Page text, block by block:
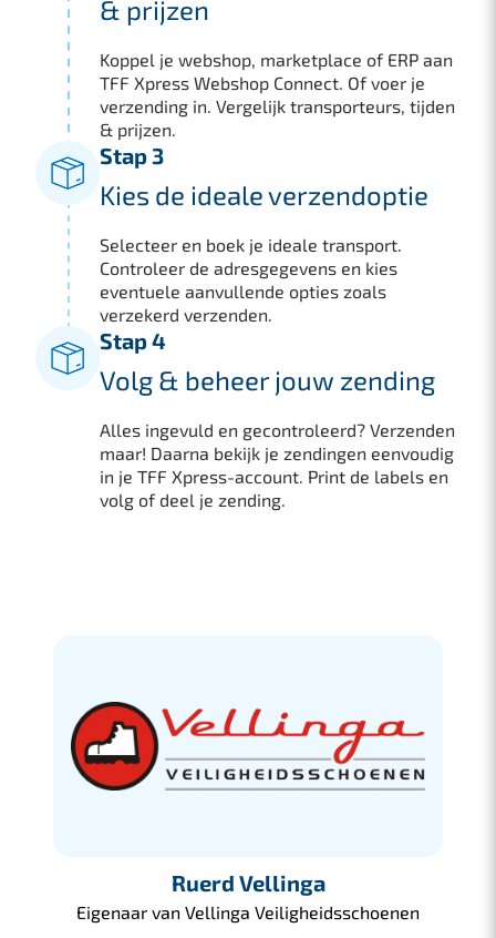
& prijzen
Koppel je webshop, marketplace of ERP aan
TFF Xpress Webshop Connect. Of voer je
verzending in. Vergelijk transporteurs, tijden
& prijzen.
Stap 3
Kies de ideale verzendoptie
Selecteer en boek je ideale transport.
Controleer de adresgegevens en kies
eventuele aanvullende opties zoals
verzekerd verzenden.
Stap 4
Volg & beheer jouw zending
Alles ingevuld en gecontroleerd? Verzenden
maar! Daarna bekijk je zendingen eenvoudig
in je TFF Xpress-account. Print de labels en
volg of deel je zending.
Ruerd Vellinga
Eigenaar van Vellinga Veiligheidsschoenen